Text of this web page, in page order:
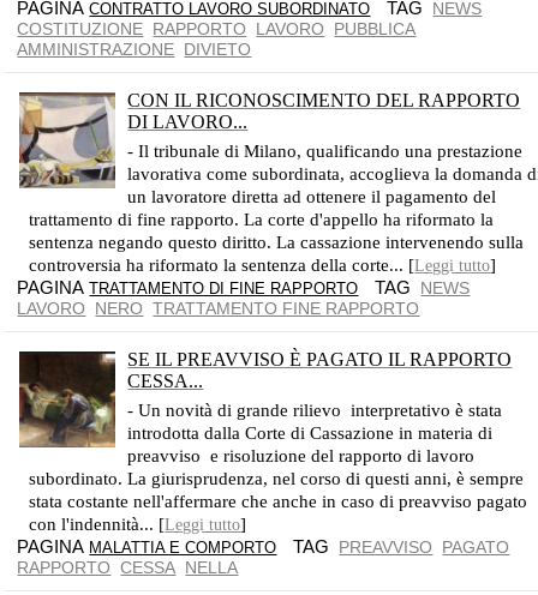
PAGINACONTRATTO LAVORO SUBORDINATO TAG NEWS
COSTITUZIONE RAPPORTO LAVORO
PUBBLICA
AMMINISTRAZIONE DIVIETO
CON IL RICONOSCIMENTO DEL RAPPORTO
DI LAVORO...
- Il tribunale di Milano, qualificando una prestazione
lavorativa come subordinata, accoglieva la domanda
un lavoratore diretta ad ottenere il pagamento del
trattamento di fine rapporto. La corte d'appello ha riformato la
sentenza negando questo diritto. La cassazione intervenendo sulla
controversia ha riformato la sentenza della corte... [Leggi tutto]
PAGINATRATTAMENTO DI FINE RAPPORTO TAG NEWS
LAVORO
NERO TRATTAMENTO FINE RAPPORTO
SE IL PREAVVISO È PAGATO IL RAPPORTO
CESSA...
- Un novità di grande rilievo interpretativo è stata
introdotta dalla Corte di Cassazione in materia di
preavviso e risoluzione del rapporto di lavoro
subordinato. La giurisprudenza, nel corso di questi anni, è sempre
stata costante nell'affermare che anche in caso di preavviso pagato
con l'indennità... [Leggi tutto]
PAGINA MALATTIA E COMPORTO TAG PREAVVISO
PAGATO
RAPPORTO CESSA NELLA